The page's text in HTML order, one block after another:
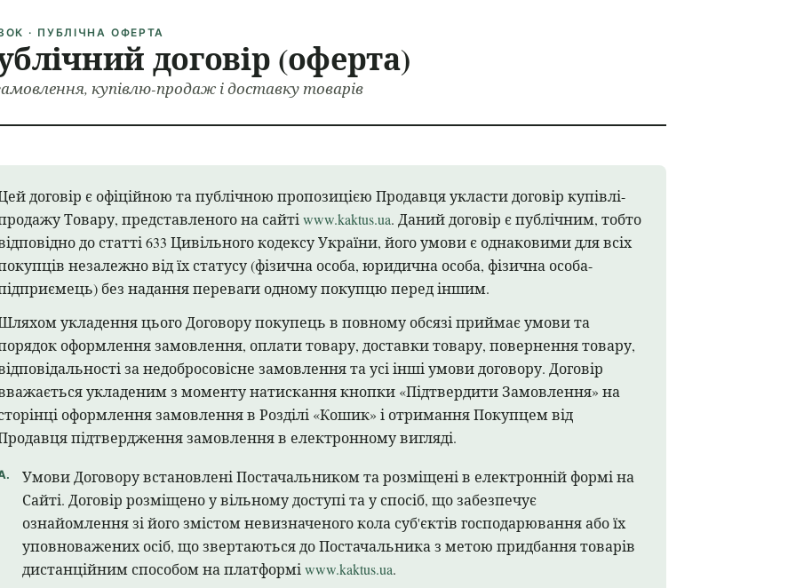
· ПУБЛІЧНА ОФЕРТА
договір (оферта)
купівлю-продаж і доставку товарів
договір є офіційною та публічною пропозицією Продавця укласти договір купівлі-
Товару, представленого на сайті www.kaktus.ua. Даний договір є публічним, тобто
до статті 633 Цивільного кодексу України, його умови є однаковими для всіх
незалежно від їх статусу (фізична особа, юридична особа, фізична особа-
без надання переваги одному покупцю перед іншим.
укладення цього Договору покупець в повному обсязі приймає умови та
оформлення замовлення, оплати товару, доставки товару, повернення товару,
за недобросовісне замовлення та усі інші умови договору. Договір
укладеним з моменту натискання кнопки «Підтвердити Замовлення» на
оформлення замовлення в Розділі «Кошик» і отримання Покупцем від
підтвердження замовлення в електронному вигляді.
Умови Договору встановлені Постачальником та розміщені в електронній формі на
Сайті. Договір розміщено у вільному доступі та у спосіб, що забезпечує
ознайомлення зі його змістом невизначеного кола суб'єктів господарювання або їх
уповноважених осіб, що звертаються до Постачальника з метою придбання товарів
дистанційним способом на платформі www.kaktus.ua.